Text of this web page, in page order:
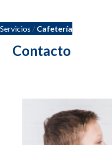
Servicios / Cafetería
Contacto